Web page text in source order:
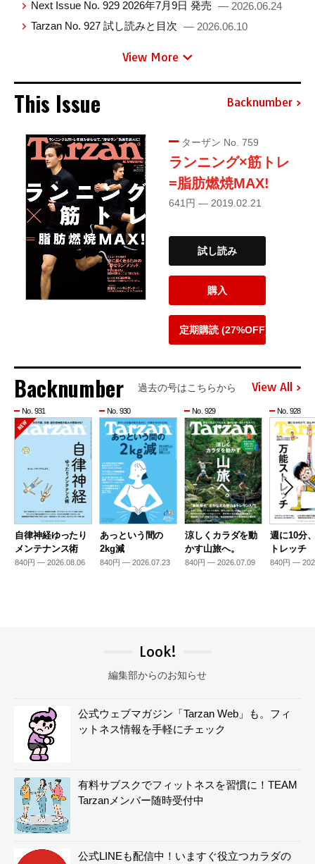
Next Issue No. 929 2026年7月9日 発売 — 2026.06.24
Tarzan No. 927 試し読みと目次 — 2026.06.10
View More
This Issue Backnumber
ターザン No. 759
ランニング×筋トレ
=脂肪燃焼MAX!
641円 — 2019.02.21
試し読み
購入
定期購読 (27%OFF)
Backnumber 過去の号はこちらから View All
No. 931
自律神経ゆったり
メンテナンス術
840円 — 2026.08.06
No. 930
あっという間の
2kg減
840円 — 2026.07.23
No. 929
涼しくカラダを動
かす山旅へ。
840円 — 2026.07.09
No. 928
週に10分
トレッチ
840円 —
Look!
編集部からのお知らせ
公式ウェブマガジン「Tarzan Web」も。フィ
ットネス情報を手軽にチェック
有料サブスクでフィットネスを習慣に！TEAM
Tarzanメンバー随時受付中
公式LINEも配信中！いますぐ役立つカラダの